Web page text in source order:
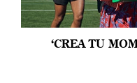
‘CREA TU